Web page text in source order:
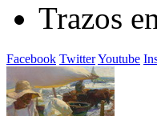
Trazos
Facebook TwitterYoutube